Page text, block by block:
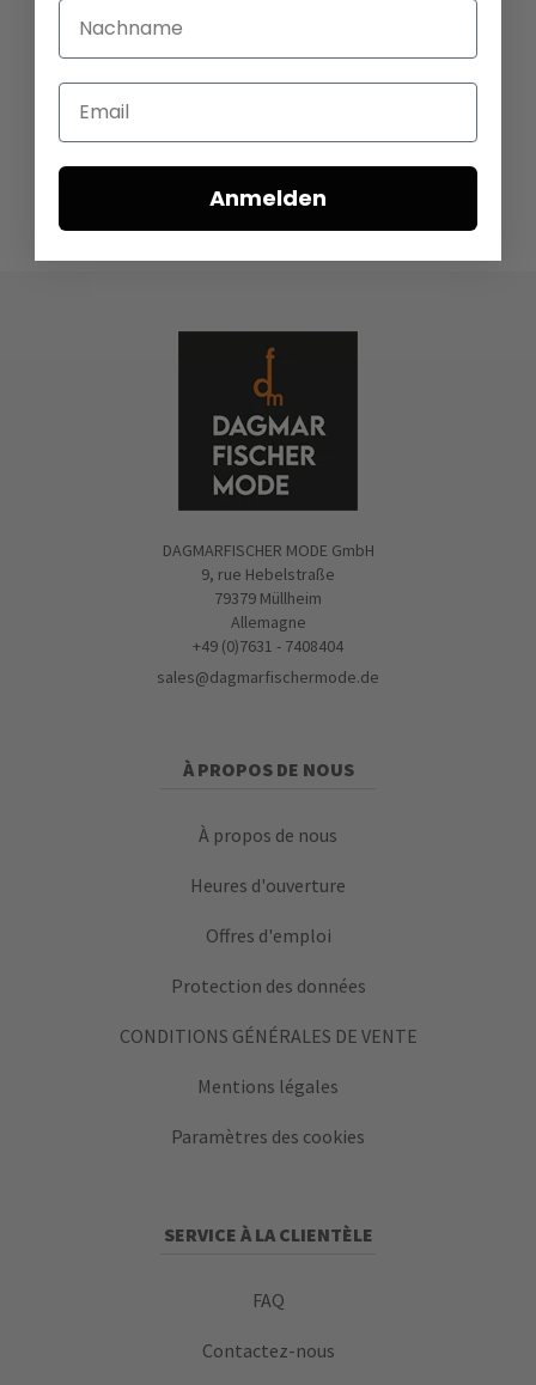
DAGMARFISCHER MODE GmbH
9, rue Hebelstraße
79379 Müllheim
Allemagne
+49 (0)7631 - 7408404
sales@dagmarfischermode.de
À PROPOS DE NOUS
À propos de nous
Heures d'ouverture
Offres d'emploi
Protection des données
CONDITIONS GÉNÉRALES DE VENTE
Mentions légales
Paramètres des cookies
SERVICE À LA CLIENTÈLE
FAQ
Contactez-nous
Nachname
Email
Anmelden